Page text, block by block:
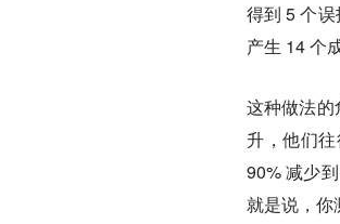
得到 5 个
产生 14 个
这种做法
升，他们
90% 减少
就是说，你